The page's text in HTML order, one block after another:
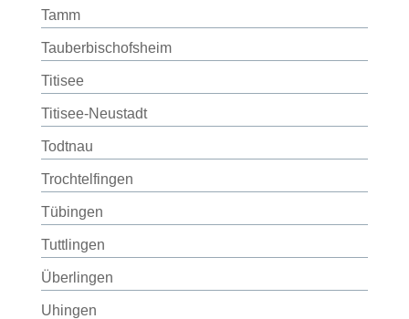
Tamm
Tauberbischofsheim
Titisee
Titisee-Neustadt
Todtnau
Trochtelfingen
Tübingen
Tuttlingen
Überlingen
Uhingen